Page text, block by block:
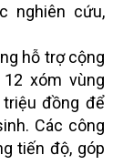
nghiên cứu,
hỗ trợ cộng
xóm vùng
đồng để
Các công
tiến độ, góp